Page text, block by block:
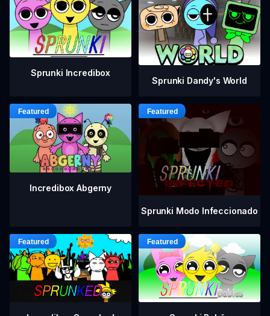
Sprunki Incredibox
Sprunki Dandy's World
Incredibox Abgerny
Sprunki Modo Infeccionado